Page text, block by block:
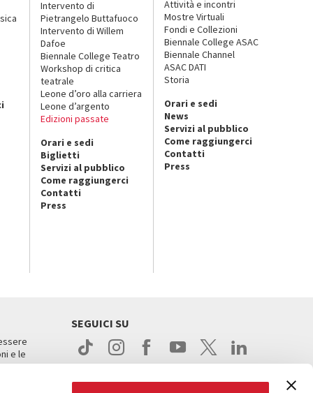
Intervento di
Pietrangelo Buttafuoco
Intervento di Willem
Dafoe
Biennale College Teatro
Workshop di critica
teatrale
Leone d’oro alla carriera
Leone d’argento
Edizioni passate
Orari e sedi
Biglietti
Servizi al pubblico
Come raggiungerci
Contatti
Press
Attività e incontri
Mostre Virtuali
Fondi e Collezioni
Biennale College ASAC
Biennale Channel
ASAC DATI
Storia
Orari e sedi
News
Servizi al pubblico
Come raggiungerci
Contatti
Press
e le
SEGUICI SU